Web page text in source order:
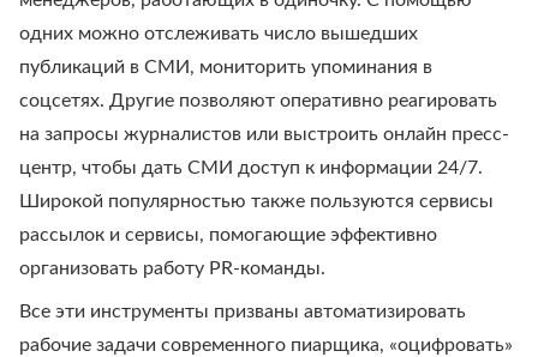
одних можно отслеживать число вышедших
публикаций в СМИ, мониторить упоминания в
соцсетях. Другие позволяют оперативно реагировать
на запросы журналистов или выстроить онлайн пресс-
центр, чтобы дать СМИ доступ к информации 24/7.
Широкой популярностью также пользуются сервисы
рассылок и сервисы, помогающие эффективно
организовать работу PR-команды.
Все эти инструменты призваны автоматизировать
рабочие задачи современного пиарщика, «оцифровать»